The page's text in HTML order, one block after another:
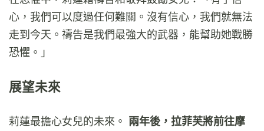
心，我們可以度過任何難關。沒有信心，我們就無法
走到今天。禱告是我們最強大的武器，能幫助她戰勝
恐懼。」
展望未來
莉蓮最擔心女兒的未來。 兩年後，拉菲芙將前往摩